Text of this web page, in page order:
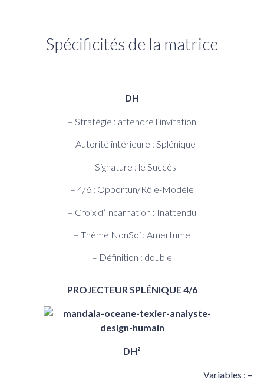
Spécificités de la matrice
DH
– Stratégie : attendre l’invitation
– Autorité intérieure : Splénique
– Signature : le Succès
– 4/6 : Opportun/Rôle-Modèle
– Croix d’Incarnation : Inattendu
– Thème NonSoi : Amertume
– Définition : double
PROJECTEUR SPLÉNIQUE 4/6
DH²
Variables : –